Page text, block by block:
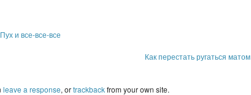
и все-все-все
Как перестать ругаться матом
leave a response, ortrackbackfrom your own site.